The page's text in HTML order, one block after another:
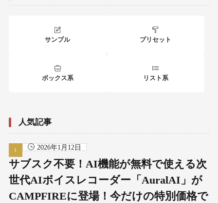
サンプル プリセット
ボックス系 リスト系
人気記事
2026年1月12日
サブスク不要！AI機能が無料で使える次
世代AIボイスレコーダー「AuralAI」が
CAMPFIREに登場！今だけの特別価格で